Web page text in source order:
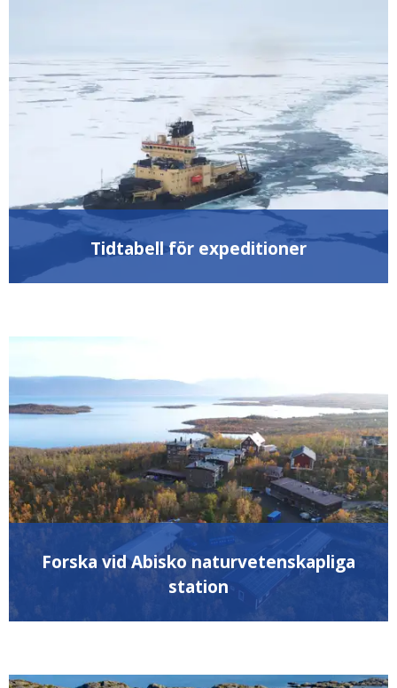
Tidtabell för expeditioner
Forska vid Abisko naturvetenskapliga
station